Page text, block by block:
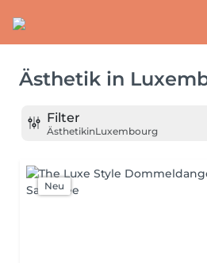
Ästhetik in
Filter
ÄsthetikinLuxembourg
Neu